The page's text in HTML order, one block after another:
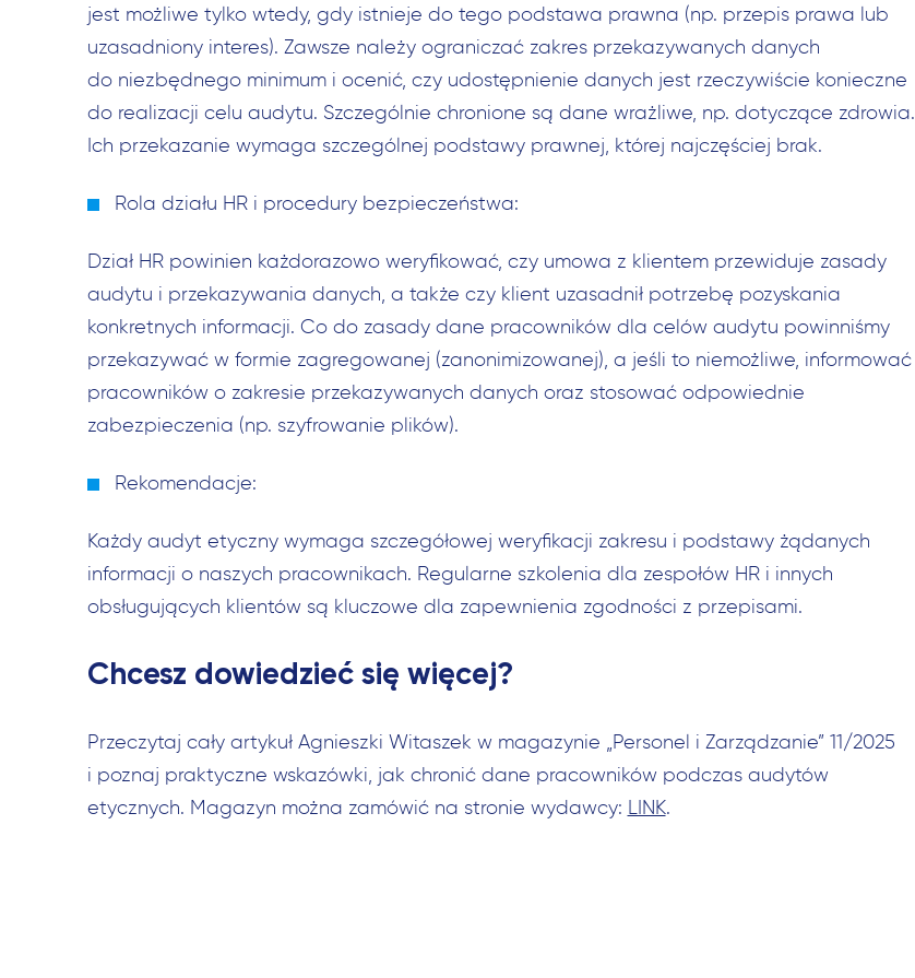
jest możliwe tylko wtedy, gdy istnieje do tego podstawa prawna (np. przepis prawa lub
uzasadniony interes). Zawsze należy ograniczać zakres przekazywanych danych
do niezbędnego minimum i ocenić, czy udostępnienie danych jest rzeczywiście konieczne
do realizacji celu audytu. Szczególnie chronione są dane wrażliwe, np. dotyczące zdrowia.
Ich przekazanie wymaga szczególnej podstawy prawnej, której najczęściej brak.
Rola działu HR i procedury bezpieczeństwa:
Dział HR powinien każdorazowo weryfikować, czy umowa z klientem przewiduje zasady
audytu i przekazywania danych, a także czy klient uzasadnił potrzebę pozyskania
konkretnych informacji. Co do zasady dane pracowników dla celów audytu powinniśmy
przekazywać w formie zagregowanej (zanonimizowanej), a jeśli to niemożliwe, informować
pracowników o zakresie przekazywanych danych oraz stosować odpowiednie
zabezpieczenia (np. szyfrowanie plików).
Rekomendacje:
Każdy audyt etyczny wymaga szczegółowej weryfikacji zakresu i podstawy żądanych
informacji o naszych pracownikach. Regularne szkolenia dla zespołów HR i innych
obsługujących klientów są kluczowe dla zapewnienia zgodności z przepisami.
Chcesz dowiedzieć się więcej?
Przeczytaj cały artykuł Agnieszki Witaszek w magazynie „Personel i Zarządzanie” 11/2025
i poznaj praktyczne wskazówki, jak chronić dane pracowników podczas audytów
etycznych. Magazyn można zamówić na stronie wydawcy: LINK.